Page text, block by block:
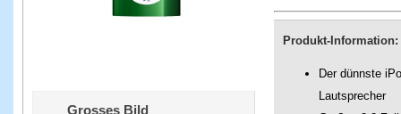
Grosses Bild
Produkt-Information:
Der dünnste
Lautsprecher